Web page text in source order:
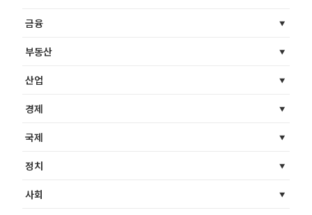
금융
부동산
산업
경제
국제
정치
사회